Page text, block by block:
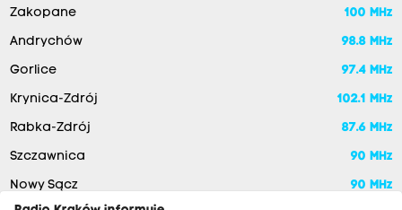
Zakopane 100 MHz
Andrychów 98.8 MHz
Gorlice 97.4 MHz
Krynica-Zdrój 102.1 MHz
Rabka-Zdrój 87.6 MHz
Szczawnica 90 MHz
Nowy Sącz
90 MHz